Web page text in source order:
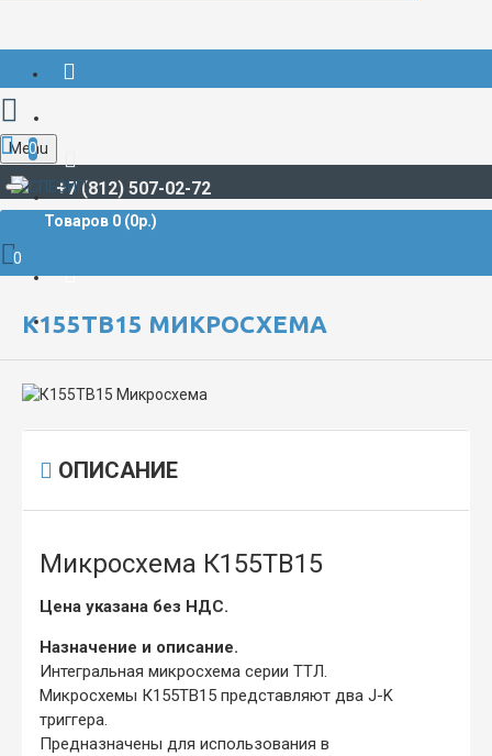
+7 (812) 507-02-72
Menu
0
Товаров 0 (0р.)
0
РАДИОДЕТАЛИ И РАДИОЭЛЕКТРОННЫЕ КОМПОНЕНТЫ
К155ТВ15 МИКРОСХЕМА
ОПИСАНИЕ
Микросхема К155ТВ15
Цена указана без НДС.
Назначение и описание.
Интегральная микросхема серии ТТЛ.
Микросхемы К155ТВ15 представляют два J-K
триггера.
Предназначены для использования в